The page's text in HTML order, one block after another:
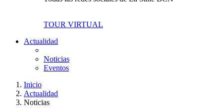
TOUR VIRTUAL
Actualidad
Noticias
Eventos
Inicio
Actualidad
Noticias